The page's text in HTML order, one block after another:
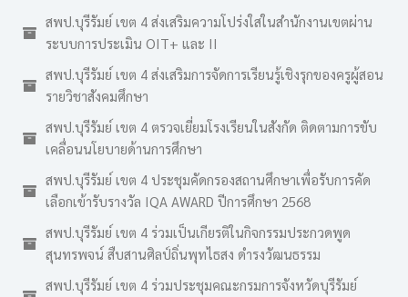
สพป.บุรีรัมย์ เขต 4 ส่งเสริมความโปร่งใสในสำนักงานเขตผ่าน
ระบบการประเมิน OIT+ และ II
สพป.บุรีรัมย์ เขต 4 ส่งเสริมการจัดการเรียนรู้เชิงรุกของครูผู้สอน
รายวิชาสังคมศึกษา
สพป.บุรีรัมย์ เขต 4 ตรวจเยี่ยมโรงเรียนในสังกัด ติดตามการขับ
เคลื่อนนโยบายด้านการศึกษา
สพป.บุรีรัมย์ เขต 4 ประชุมคัดกรองสถานศึกษาเพื่อรับการคัด
เลือกเข้ารับรางวัล IQA AWARD ปีการศึกษา 2568
สพป.บุรีรัมย์ เขต 4 ร่วมเป็นเกียรติในกิจกรรมประกวดพูด
สุนทรพจน์ สืบสานศิลป์ถิ่นพุทไธสง ดำรงวัฒนธรรม
สพป.บุรีรัมย์ เขต 4 ร่วมประชุมคณะกรมการจังหวัดบุรีรัมย์